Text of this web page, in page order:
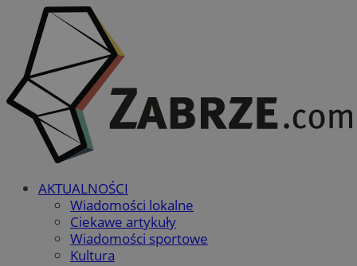
AKTUALNOŚCI
Wiadomości lokalne
Ciekawe artykuły
Wiadomości sportowe
Kultura